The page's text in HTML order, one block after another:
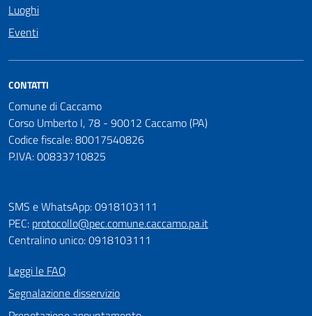
Luoghi
Eventi
CONTATTI
Comune di Caccamo
Corso Umberto I, 78 - 90012 Caccamo (PA)
Codice fiscale: 80017540826
P.IVA: 00833710825
SMS e WhatsApp: 0918103111
PEC: protocollo@pec.comune.caccamo.pa.it
Centralino unico: 0918103111
Leggi le FAQ
Segnalazione disservizio